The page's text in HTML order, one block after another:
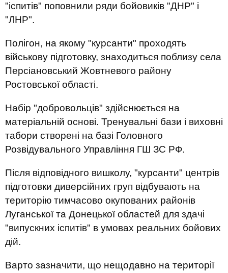
"іспитів" поповнили ряди бойовиків "ДНР" і
"ЛНР".
Полігон, на якому "курсанти" проходять
військову підготовку, знаходиться поблизу села
Персіановський Жовтневого району
Ростовської області.
Набір "добровольців" здійснюється на
матеріальній основі. Тренувальні бази і виховні
табори створені на базі Головного
Розвідувального Управління ГШ ЗС РФ.
Після відповідного вишколу, "курсанти" центрів
підготовки диверсійних груп відбувають на
територію тимчасово окупованих районів
Луганської та Донецької областей для здачі
"випускних іспитів" в умовах реальних бойових
дій.
Варто зазначити, що нещодавно на території